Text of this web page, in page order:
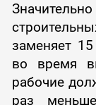
заменяет
во время
рабочие
раз